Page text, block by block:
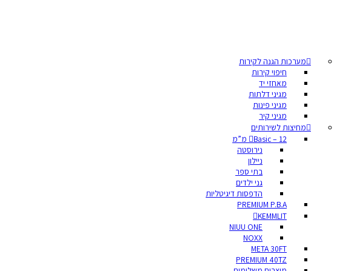
מערכות הגנה לקירות
חיפוי קירות
מאחזי יד
מגיני דלתות
מגיני פינות
מגיני קיר
מחיצות לשירותים
Basic – 12 מ”מ
נירוסטה
ניילון
בתי ספר
גני ילדים
הדפסות דיגיטליות
PREMIUM P.B.A
KEMMLIT
NIUU ONE
NOXX
META 30FT
PREMIUM 40TZ